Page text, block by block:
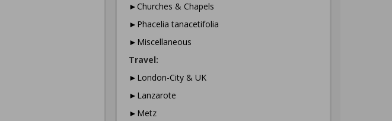
►Churches & Chapels
►Phacelia tanacetifolia
►Miscellaneous
Travel:
►London-City & UK
►Lanzarote
►Metz